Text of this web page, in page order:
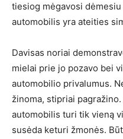
tiesiog mėgavosi
automobilis yra ateities
Davisas noriai
mielai prie jo pozavo bei
automobilio privalumus.
žinoma, stipriai
automobilis turi tik vieną
susėda keturi žmonės.